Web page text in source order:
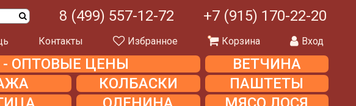
8 (499) 557-12-72 +7 (915) 170-22-20
Контакты Избранное Корзина Вход
- ОПТОВЫЕ ЦЕНЫ
ВЕТЧИНА
КОЛБАСКИ
ПАШТЕТЫ